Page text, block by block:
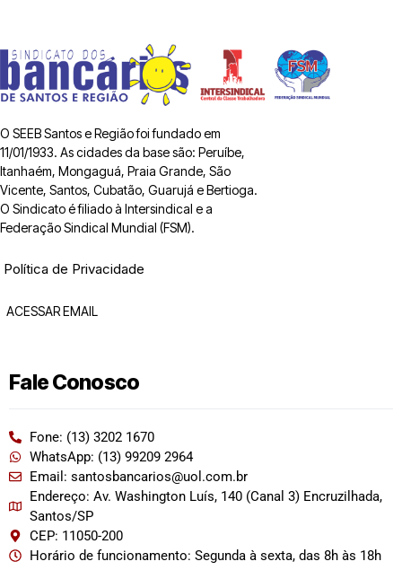
O SEEB Santos e Região foi fundado em
11/01/1933. As cidades da base são: Peruíbe,
Itanhaém, Mongaguá, Praia Grande, São
Vicente, Santos, Cubatão, Guarujá e Bertioga.
O Sindicato é filiado à Intersindical e a
Federação Sindical Mundial (FSM).
Política de Privacidade
ACESSAR EMAIL
Fale Conosco
Fone: (13) 3202 1670
WhatsApp: (13) 99209 2964
Email: santosbancarios@uol.com.br
Endereço: Av. Washington Luís, 140 (Canal 3) Encruzilhada,
Santos/SP
CEP: 11050-200
Horário de funcionamento: Segunda à sexta, das 8h às 18h